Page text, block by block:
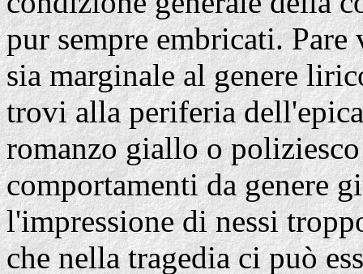
pur sempre embricati.
sia marginale al genere
trovi alla periferia
romanzo giallo o
comportamenti da genere
l'impressione di nessi
che nella tragedia ci può